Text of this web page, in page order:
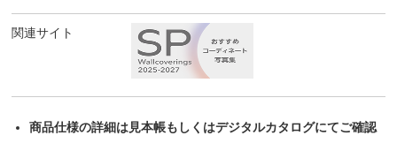
関連サイト
商品仕様の詳細は見本帳もしくはデジタルカタログにてご確認